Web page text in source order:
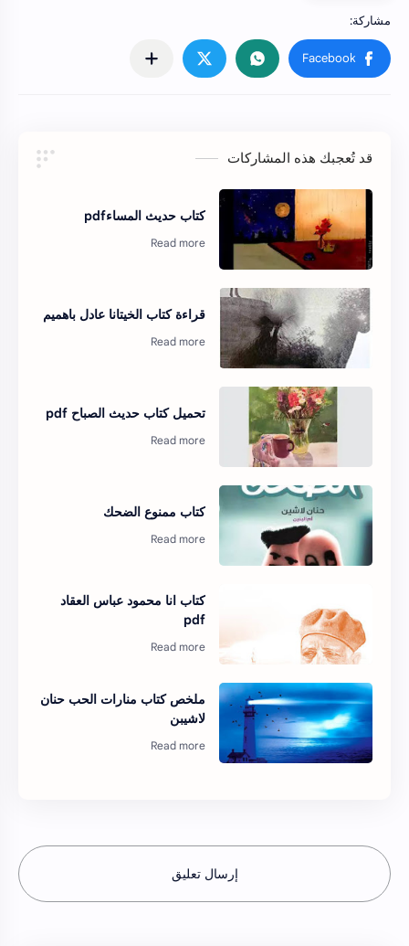
قد تُعجبك هذه المشاركات
كتاب حديث المساءpdf
قراءة كتاب الخيتانا عادل باهميم
تحميل كتاب حديث الصباح pdf
كتاب ممنوع الضحك
كتاب انا محمود عباس العقاد
pdf
ملخص كتاب منارات الحب حنان
لاشيبن
إرسال تعليق